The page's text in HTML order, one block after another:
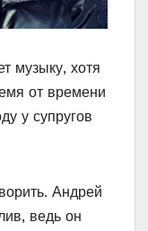
музыку, хотя
от времени
у супругов
Андрей
ведь он